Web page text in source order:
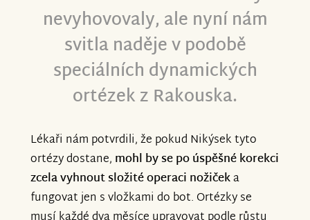
nevyhovovaly, ale nyní nám
svitla naděje v podobě
speciálních dynamických
ortézek z Rakouska.
Lékaři nám potvrdili, že pokud Nikýsek tyto
ortézy dostane, mohl by se po úspěšné korekci
zcela vyhnout složité operaci nožičeka
fungovat jen s vložkami do bot. Ortézky se